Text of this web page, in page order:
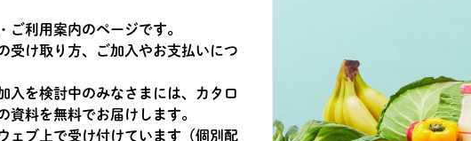
ご利用案内のページです。
受け取り方、ご加入やお支払いにつ
入を検討中のみなさまには、カタロ
資料を無料でお届けします。
ェブ上で受け付けています（個別配